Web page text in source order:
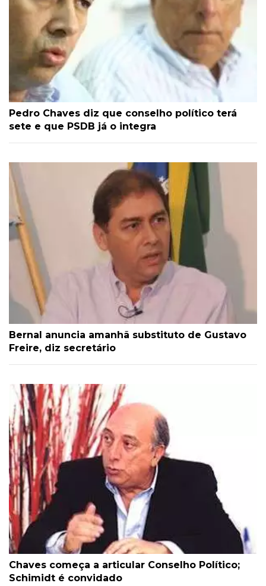
Pedro Chaves diz que conselho político terá
sete e que PSDB já o integra
Bernal anuncia amanhã substituto de Gustavo
Freire, diz secretário
Chaves começa a articular Conselho Político;
Schimidt é convidado